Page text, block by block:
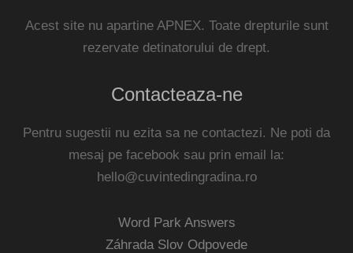
Acest site nu apartine APNEX. Toate drepturile sunt
rezervate detinatorului de drept.
Contacteaza-ne
Pentru sugestii nu ezita sa ne contactezi. Ne poti da
mesaj pe facebook sau prin email la:
hello@cuvintedingradina.ro
Word Park Answers
Záhrada Slov Odpovede